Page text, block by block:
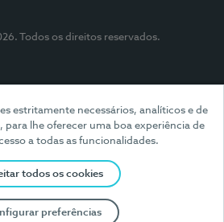
estritamente necessários, analíticos e de
lhe oferecer uma boa experiência de
a todas as funcionalidades.
todos os cookies
preferências
Todos os direitos reservados.